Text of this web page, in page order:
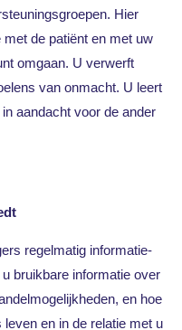
Hier
met de patiënt en met uw
omgaan. U verwerft
van onmacht. U leert
aandacht voor de ander
regelmatig informatie-
bruikbare informatie over
en hoe
en in de relatie met u